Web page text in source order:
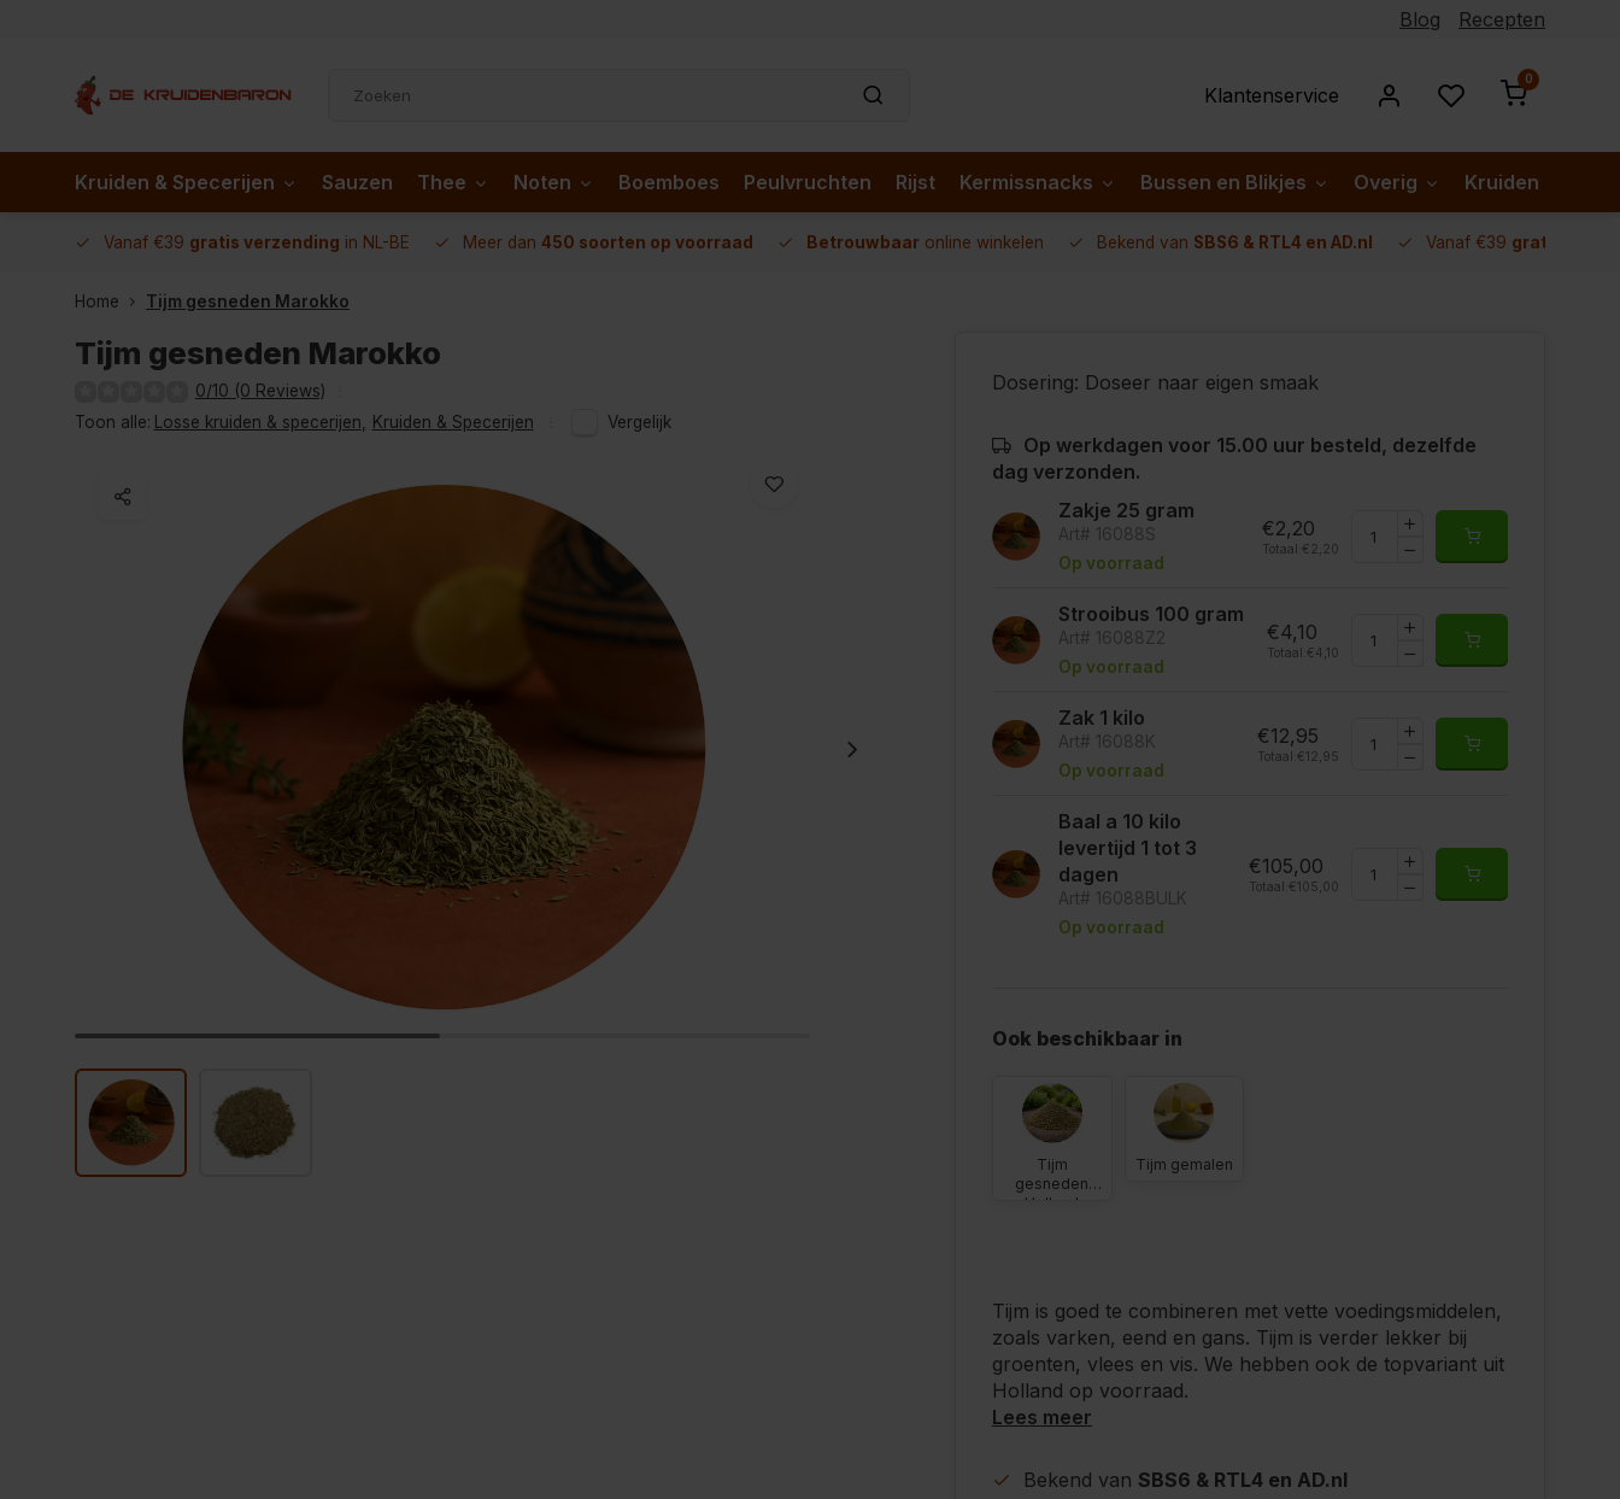
Blog Recepten
Klantenservice
0
Kruiden & Specerijen Sauzen Thee Noten Boemboes Peulvruchten Rijst Kermissnacks Bussen en Blikjes Overig Kruiden per
Vanaf €39 gratis verzending in NL-BE Meer dan 450 soorten op voorraad Betrouwbaar online winkelen Bekend van SBS6 & RTL4 en AD.nl Vanaf €39 gratis
Home Tijm gesneden Marokko
Tijm gesneden Marokko
0/10 (0 Reviews)
Toon alle: Losse kruiden & specerijen Kruiden & Specerijen Vergelijk
Dosering: Doseer naar eigen smaak
Op werkdagen voor 15.00 uur besteld, dezelfde
dag verzonden.
Zakje 25 gram
Art# 16088S
Op voorraad
€2,20
Totaal: €2,20
Strooibus 100 gram
Art# 16088Z2
Op voorraad
€4,10
Totaal: €4,10
Zak 1 kilo
Art# 16088K
Op voorraad
€12,95
Totaal: €12,95
Baal a 10 kilo
levertijd 1 tot 3
dagen
Art# 16088BULK
Op voorraad
€105,00
Totaal: €105,00
Ook beschikbaar in
Tijm
gesneden
Holland
Tijm gemalen
Tijm is goed te combineren met vette voedingsmiddelen,
zoals varken, eend en gans. Tijm is verder lekker bij
groenten, vlees en vis. We hebben ook de topvariant uit
Holland op voorraad.
Lees meer
Bekend van SBS6 & RTL4 en AD.nl